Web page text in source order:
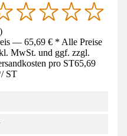
)
— 65,69 € * Alle Preise
MwSt. und ggf. zzgl.
pro ST65,69
/ ST